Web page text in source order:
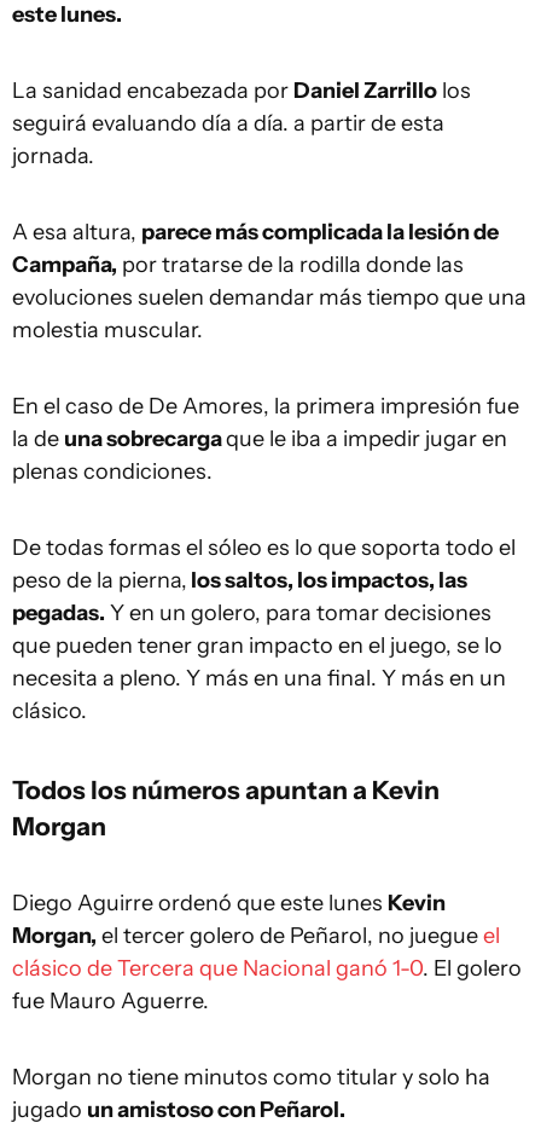
este lunes.
La sanidad encabezada por Daniel Zarrillo los
seguirá evaluando día a día. a partir de esta
jornada.
A esa altura, parece más complicada la lesión de
Campaña, por tratarse de la rodilla donde las
evoluciones suelen demandar más tiempo que una
molestia muscular.
En el caso de De Amores, la primera impresión fue
la de una sobrecargaque le iba a impedir jugar en
plenas condiciones.
De todas formas el sóleo es lo que soporta todo el
peso de la pierna, los saltos, los impactos, las
pegadas. Y en un golero, para tomar decisiones
que pueden tener gran impacto en el juego, se lo
necesita a pleno. Y más en una final. Y más en un
clásico.
Todos los números apuntan a Kevin
Morgan
Diego Aguirre ordenó que este lunes Kevin
Morgan, el tercer golero de Peñarol, no juegueel
clásico de Tercera que Nacional ganó 1-0. El golero
fue Mauro Aguerre.
Morgan no tiene minutos como titular y solo ha
jugado un amistoso con Peñarol.